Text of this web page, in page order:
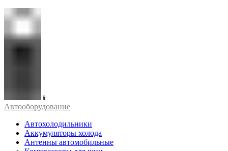
Автооборудование
Автохолодильники
Аккумуляторы холода
Антенны автомобильные